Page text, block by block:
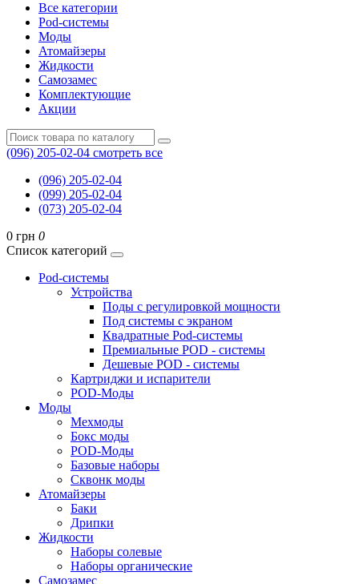
Все категории
Pod-системы
Моды
Атомайзеры
Жидкости
Самозамес
Комплектующие
Акции
(096) 205-02-04 смотреть все
(096) 205-02-04
(099) 205-02-04
(073) 205-02-04
0 грн 0
Список категорий
Pod-системы
Устройства
Поды с регулировкой мощности
Под системы с экраном
Квадратные Pod-системы
Премиальные POD - системы
Дешевые POD - системы
Картриджи и испарители
POD-Моды
Моды
Мехмоды
Бокс моды
POD-Моды
Базовые наборы
Сквонк моды
Атомайзеры
Баки
Дрипки
Жидкости
Наборы солевые
Наборы органические
Самозамес